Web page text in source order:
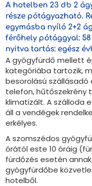
A hotelben 23 db 2
része pótágyazható.
egymásba nyíló 2+2
férőhely pótággyal: 58
nyitva tartás: egész
A gyógyfürdő mellett
kategóriába tartozik,
besorolású szállásadó
telefon, hűtőszekrény
klimatizált. A szálloda
áll a vendégek
erkélyes.
A szomszédos
órától este 10 óráig
fürdőzés esetén
gyógyfürdőbe
hotelből.